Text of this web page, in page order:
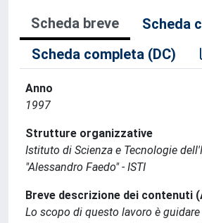
Scheda breve
Scheda
Scheda completa (DC)
Anno
1997
Strutture organizzative
Istituto di Scienza e Tecnologie
"Alessandro Faedo" - ISTI
Breve descrizione dei contenuti
Lo scopo di questo lavoro è